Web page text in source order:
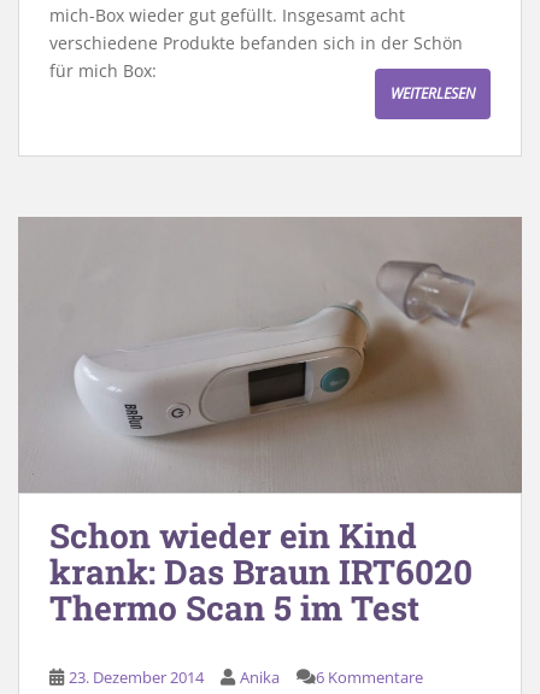
mich-Box wieder gut gefüllt. Insgesamt acht
verschiedene Produkte befanden sich in der Schön
für mich Box:
WEITERLESEN
Schon wieder ein Kind
krank: Das Braun IRT6020
Thermo Scan 5 im Test
23. Dezember 2014 Anika 6 Kommentare